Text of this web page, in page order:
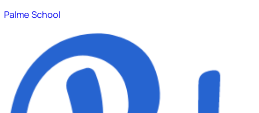
Palme School